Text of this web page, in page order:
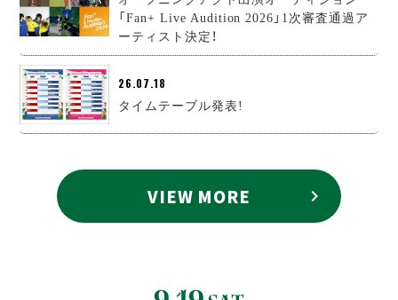
「Fan+ Live Audition 2026」1次審査通過ア
ーティスト決定！
26.07.18
タイムテーブル発表!
VIEW MORE chevron_right